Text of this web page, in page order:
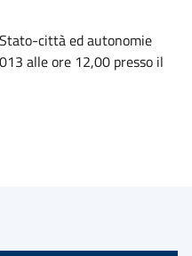
città ed autonomie
alle ore 12,00 presso il